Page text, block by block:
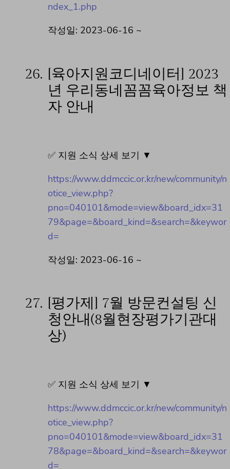
ndex_1.php
작성일: 2023-06-16 ~
26. [육아지원코디네이터] 2023
년 우리동네꼼꼼육아정보 책
자 안내
✅ 지원 소식 상세 보기 ▼
https://www.ddmccic.or.kr/new/community/n
otice_view.php?
pno=040101&mode=view&board_idx=31
79&page=&board_kind=&search=&keywor
d=
작성일: 2023-06-16 ~
27. [평가제] 7월 방문컨설팅 신
청안내(8월현장평가기관대
상)
✅ 지원 소식 상세 보기 ▼
https://www.ddmccic.or.kr/new/community/n
otice_view.php?
pno=040101&mode=view&board_idx=31
78&page=&board_kind=&search=&keywor
d=